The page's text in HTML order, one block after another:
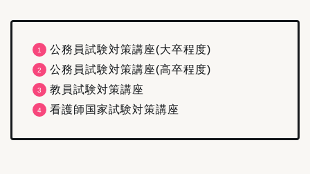
公務員試験対策講座(大卒程度)
公務員試験対策講座(高卒程度)
教員試験対策講座
看護師国家試験対策講座